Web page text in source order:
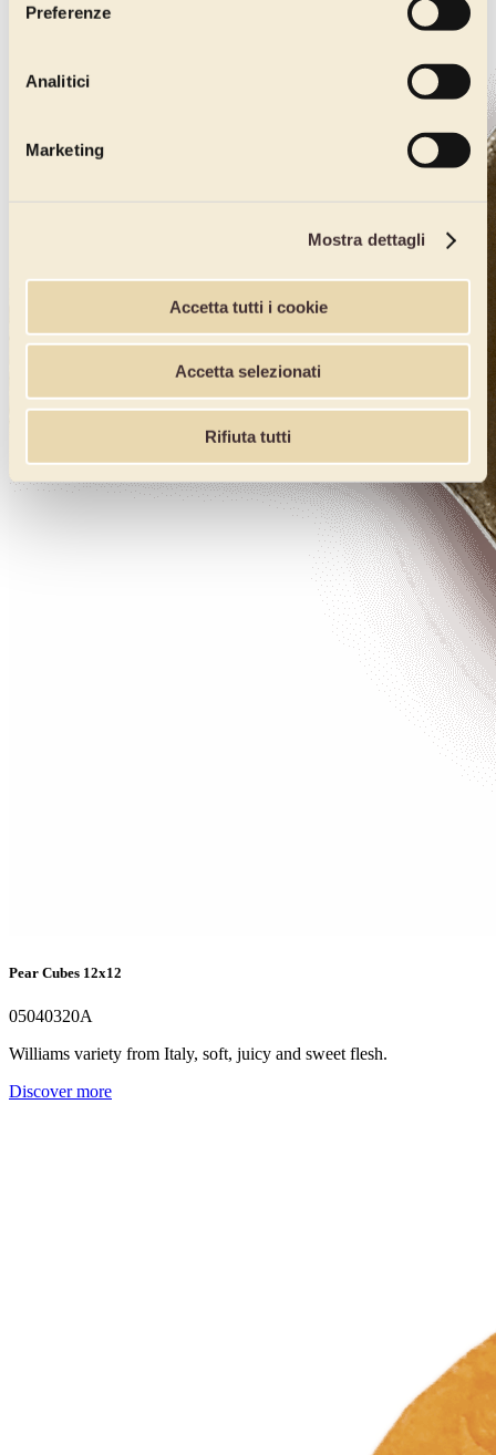
Preferenze
Analitici
Marketing
Mostra dettagli
Accetta tutti i cookie
Accetta selezionati
Rifiuta tutti
Pear Cubes 12x12
05040320A
Williams variety from Italy, soft, juicy and sweet flesh.
Discover more